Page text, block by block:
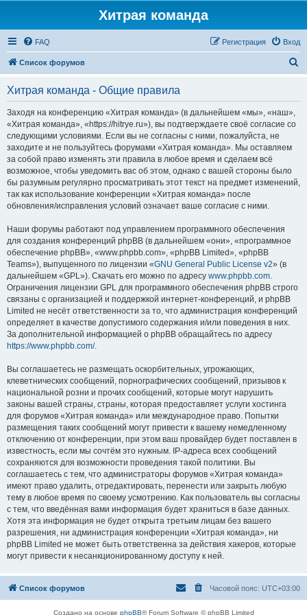
Хитрая команда
FAQ Вход
Регистрация
Список форумов
Хитрая команда - Общие правила
Заходя на конференцию «Хитрая команда» (в дальнейшем «мы», «наш»,
«Хитрая команда», «https://hitrye.ru»), вы подтверждаете своё согласие со
следующими условиями. Если вы не согласны с ними, пожалуйста, не
заходите и не пользуйтесь форумами «Хитрая команда». Мы оставляем
за собой право изменять эти правила в любое время и сделаем всё
возможное, чтобы уведомить вас об этом, однако с вашей стороны было
бы разумным регулярно просматривать этот текст на предмет изменений,
так как использование конференции «Хитрая команда» после
обновления/исправления условий означает ваше согласие с ними.
Наши форумы работают под управлением программного обеспечения
для создания конференций phpBB (в дальнейшем «они», «программное
обеспечение phpBB», «www.phpbb.com», «phpBB Limited», «phpBB
Teams»), выпущенного по лицензии «GNU General Public License v2» (в
дальнейшем «GPL»). Скачать его можно по адресу www.phpbb.com.
Ограничения лицензии GPL для программного обеспечения phpBB строго
связаны с организацией и поддержкой интернет-конференций, и phpBB
Limited не несёт ответственности за то, что администрация конференций
определяет в качестве допустимого содержания и/или поведения в них.
За дополнительной информацией о phpBB обращайтесь по адресу
https://www.phpbb.com/.
Вы соглашаетесь не размещать оскорбительных, угрожающих,
клеветнических сообщений, порнографических сообщений, призывов к
национальной розни и прочих сообщений, которые могут нарушить
законы вашей страны, страны, которая предоставляет услуги хостинга
для форумов «Хитрая команда» или международное право. Попытки
размещения таких сообщений могут привести к вашему немедленному
отключению от конференции, при этом ваш провайдер будет поставлен в
известность, если мы сочтём это нужным. IP-адреса всех сообщений
сохраняются для возможности проведения такой политики. Вы
соглашаетесь с тем, что администраторы форумов «Хитрая команда»
имеют право удалить, отредактировать, перенести или закрыть любую
тему в любое время по своему усмотрению. Как пользователь вы согласны
с тем, что введённая вами информация будет храниться в базе данных.
Хотя эта информация не будет открыта третьим лицам без вашего
разрешения, ни администрация конференции «Хитрая команда», ни
phpBB Limited не может быть ответственна за действия хакеров, которые
могут привести к несанкционированному доступу к ней.
Список форумов Часовой пояс: UTC+03:00
Создано на основе phpBB® Forum Software © phpBB Limited